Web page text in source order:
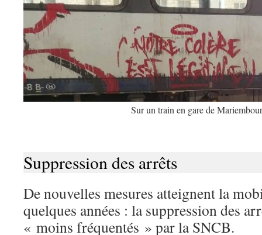
Sur un train en gare de
Suppression des arrêts
De nouvelles mesures atteignent la
quelques années : la suppression des
« moins fréquentés » par la SNCB.